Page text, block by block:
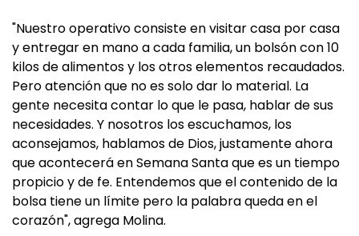
"Nuestro operativo consiste en visitar casa por casa
y entregar en mano a cada familia, un bolsón con 10
kilos de alimentos y los otros elementos recaudados.
Pero atención que no es solo dar lo material. La
gente necesita contar lo que le pasa, hablar de sus
necesidades. Y nosotros los escuchamos, los
aconsejamos, hablamos de Dios, justamente ahora
que acontecerá en Semana Santa que es un tiempo
propicio y de fe. Entendemos que el contenido de la
bolsa tiene un límite pero la palabra queda en el
corazón", agrega Molina.